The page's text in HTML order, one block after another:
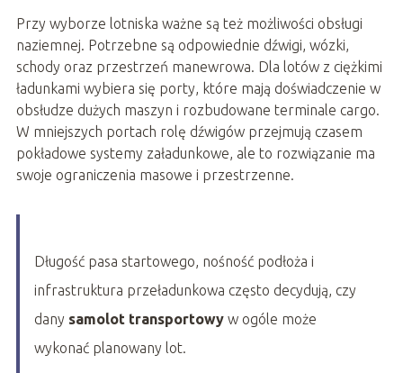
Przy wyborze lotniska ważne są też możliwości obsługi
naziemnej. Potrzebne są odpowiednie dźwigi, wózki,
schody oraz przestrzeń manewrowa. Dla lotów z ciężkimi
ładunkami wybiera się porty, które mają doświadczenie w
obsłudze dużych maszyn i rozbudowane terminale cargo.
W mniejszych portach rolę dźwigów przejmują czasem
pokładowe systemy załadunkowe, ale to rozwiązanie ma
swoje ograniczenia masowe i przestrzenne.
Długość pasa startowego, nośność podłoża i
infrastruktura przeładunkowa często decydują, czy
dany samolot transportowyw ogóle może
wykonać planowany lot.